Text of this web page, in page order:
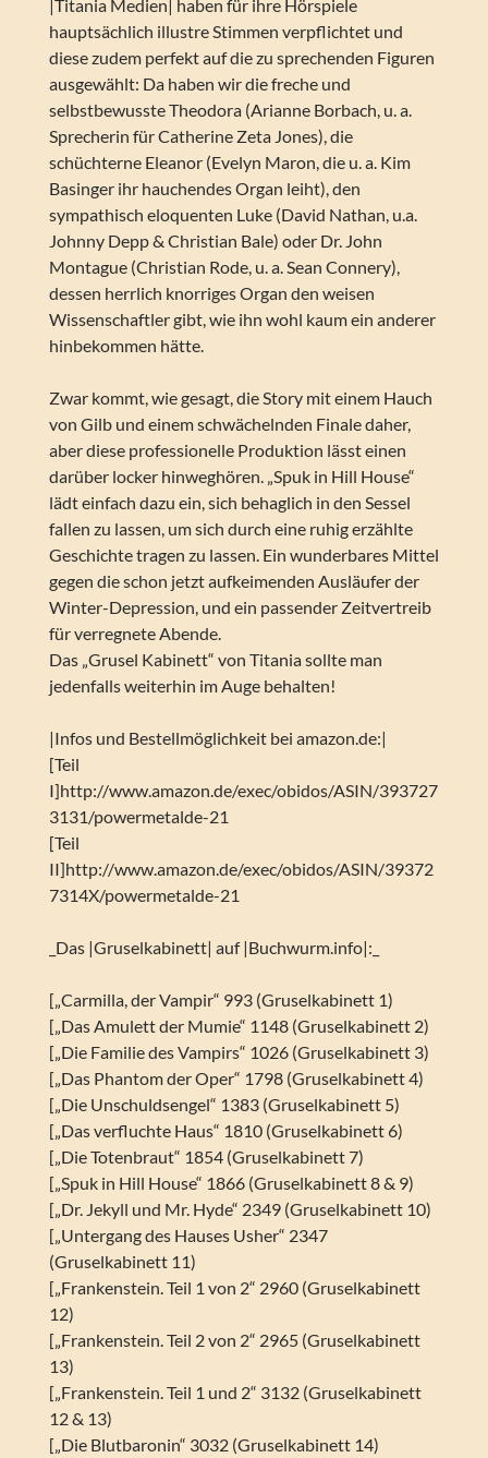
|Titania Medien| haben für ihre Hörspiele
hauptsächlich illustre Stimmen verpflichtet und
diese zudem perfekt auf die zu sprechenden Figuren
ausgewählt: Da haben wir die freche und
selbstbewusste Theodora (Arianne Borbach, u. a.
Sprecherin für Catherine Zeta Jones), die
schüchterne Eleanor (Evelyn Maron, die u. a. Kim
Basinger ihr hauchendes Organ leiht), den
sympathisch eloquenten Luke (David Nathan, u.a.
Johnny Depp & Christian Bale) oder Dr. John
Montague (Christian Rode, u. a. Sean Connery),
dessen herrlich knorriges Organ den weisen
Wissenschaftler gibt, wie ihn wohl kaum ein anderer
hinbekommen hätte.
Zwar kommt, wie gesagt, die Story mit einem Hauch
von Gilb und einem schwächelnden Finale daher,
aber diese professionelle Produktion lässt einen
darüber locker hinweghören. „Spuk in Hill House“
lädt einfach dazu ein, sich behaglich in den Sessel
fallen zu lassen, um sich durch eine ruhig erzählte
Geschichte tragen zu lassen. Ein wunderbares Mittel
gegen die schon jetzt aufkeimenden Ausläufer der
Winter-Depression, und ein passender Zeitvertreib
für verregnete Abende.
Das „Grusel Kabinett“ von Titania sollte man
jedenfalls weiterhin im Auge behalten!
|Infos und Bestellmöglichkeit bei amazon.de:|
[Teil
I]http://www.amazon.de/exec/obidos/ASIN/393727
3131/powermetalde-21
[Teil
II]http://www.amazon.de/exec/obidos/ASIN/39372
7314X/powermetalde-21
_Das |Gruselkabinett| auf |Buchwurm.info|:_
[„Carmilla, der Vampir“ 993 (Gruselkabinett 1)
[„Das Amulett der Mumie“ 1148 (Gruselkabinett 2)
[„Die Familie des Vampirs“ 1026 (Gruselkabinett 3)
[„Das Phantom der Oper“ 1798 (Gruselkabinett 4)
[„Die Unschuldsengel“ 1383 (Gruselkabinett 5)
[„Das verfluchte Haus“ 1810 (Gruselkabinett 6)
[„Die Totenbraut“ 1854 (Gruselkabinett 7)
[„Spuk in Hill House“ 1866 (Gruselkabinett 8 & 9)
[„Dr. Jekyll und Mr. Hyde“ 2349 (Gruselkabinett 10)
[„Untergang des Hauses Usher“ 2347
(Gruselkabinett 11)
[„Frankenstein. Teil 1 von 2“ 2960 (Gruselkabinett
12)
[„Frankenstein. Teil 2 von 2“ 2965 (Gruselkabinett
13)
[„Frankenstein. Teil 1 und 2“ 3132 (Gruselkabinett
12 & 13)
[„Die Blutbaronin“ 3032 (Gruselkabinett 14)